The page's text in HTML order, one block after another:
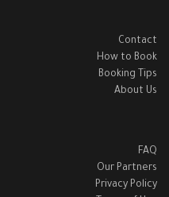
Contact
How to Book
Booking Tips
About Us
FAQ
Our Partners
Privacy Policy